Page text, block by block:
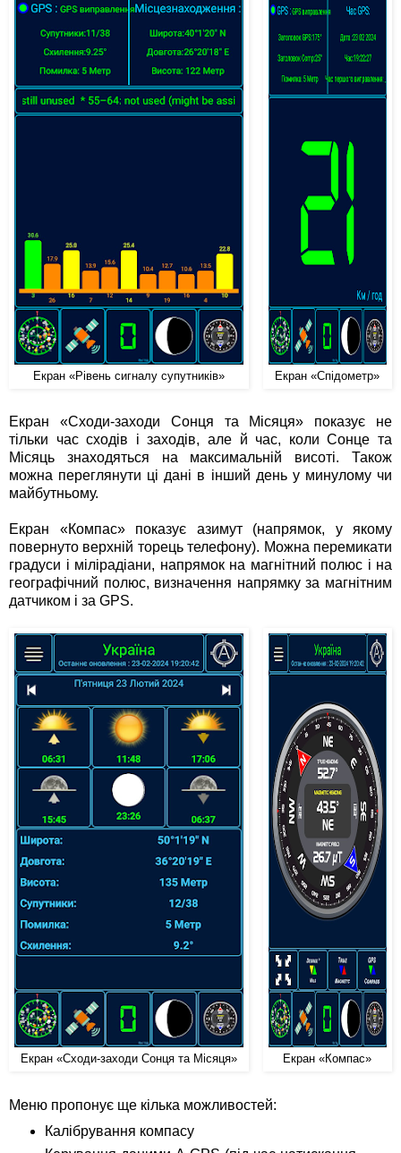
Екран «Рівень сигналу супутників» Екран «Спідометр»
Екран «Сходи-заходи Сонця та Місяця» показує не
тільки час сходів і заходів, але й час, коли Сонце та
Місяць знаходяться на максимальній висоті. Також
можна переглянути ці дані в інший день у минулому чи
майбутньому.
Екран «Компас» показує азимут (напрямок, у якому
повернуто верхній торець телефону). Можна перемикати
градуси і мілірадіани, напрямок на магнітний полюс і на
географічний полюс, визначення напрямку за магнітним
датчиком і за GPS.
Екран «Сходи-заходи Сонця та Місяця» Екран «Компас»
Меню пропонує ще кілька можливостей:
Калібрування компасу